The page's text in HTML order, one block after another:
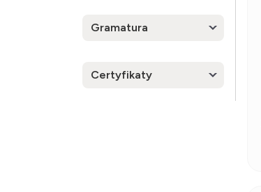
Gramatura
Certyfikaty